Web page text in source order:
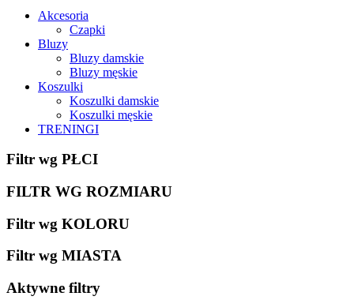
Akcesoria
Czapki
Bluzy
Bluzy damskie
Bluzy męskie
Koszulki
Koszulki damskie
Koszulki męskie
TRENINGI
Filtr wg PŁCI
FILTR WG ROZMIARU
Filtr wg KOLORU
Filtr wg MIASTA
Aktywne filtry